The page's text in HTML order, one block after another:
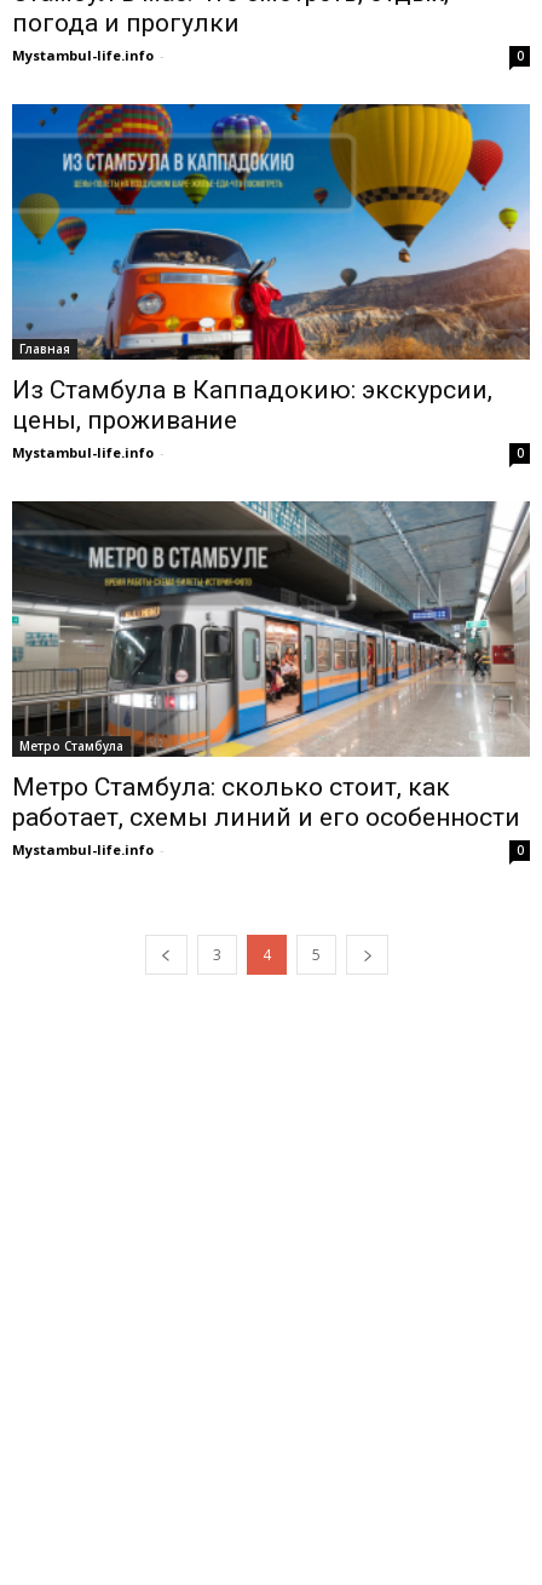
погода и прогулки
Mystambul-life.info - 0
Главная
Из Стамбула в Каппадокию: экскурсии,
цены, проживание
Mystambul-life.info - 0
Метро Стамбула
Метро Стамбула: сколько стоит, как
работает, схемы линий и его особенности
Mystambul-life.info - 0
3 4 5